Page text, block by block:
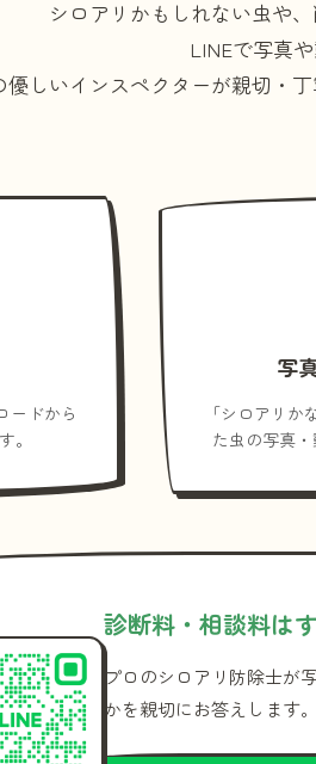
シロアリかもしれない虫や
LINEで写真
しいインスペクターが親切・丁
ードから
。
写
「シロアリ
た虫の写真
診断料・相談料は
プロのシロアリ防除士が
かを親切にお答えします。